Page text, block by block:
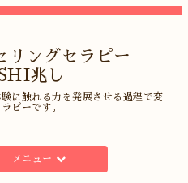
リングセラピー
兆し
に触れる力を発展させる過程で変
ピーです。
メニュー